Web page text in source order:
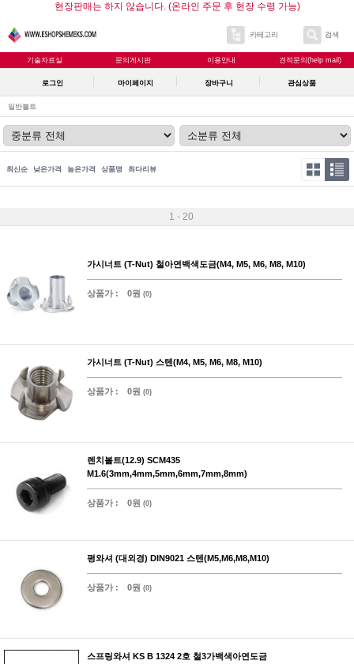
현장판매는 하지 않습니다. (온라인 주문 후 현장 수령 가능)
카테고리 검색
기술자료실 문의게시판 이용안내 견적문의(help mail)
로그인 마이페이지 장바구니 관심상품
일반볼트
최신순 낮은가격 높은가격 상품명 최다리뷰
1 - 20
가시너트 (T-Nut) 철아연백색도금(M4, M5, M6, M8, M10)
상품가 : 0원 (0)
가시너트 (T-Nut) 스텐(M4, M5, M6, M8, M10)
상품가 : 0원 (0)
렌치볼트(12.9) SCM435
M1.6(3mm,4mm,5mm,6mm,7mm,8mm)
상품가 : 0원 (0)
평와셔 (대외경) DIN9021 스텐(M5,M6,M8,M10)
상품가 : 0원 (0)
스프링와셔 KS B 1324 2호 철3가백색아연도금